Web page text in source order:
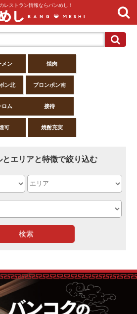
レストラン情報ならバンめし！
メン 焼肉
ン北 プロンポン南
ロム 接待
可 焼酎充実
とエリアと特徴で絞り込む
検索